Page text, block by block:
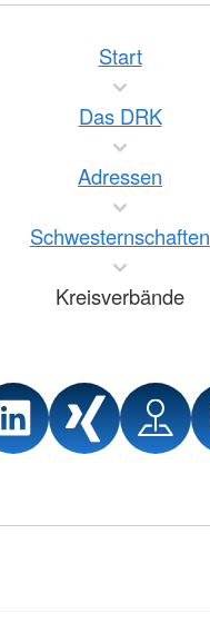
Start
Das DRK
Adressen
Schwesternschaften
Kreisverbände